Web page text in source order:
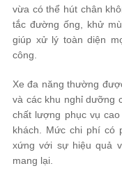
vừa có thể hút chân
tắc đường ống, khử
giúp xử lý toàn diện
công.
Xe đa năng thường
và các khu nghỉ dưỡng
chất lượng phục vụ
khách. Mức chi phí có
xứng với sự hiệu quả
mang lại.